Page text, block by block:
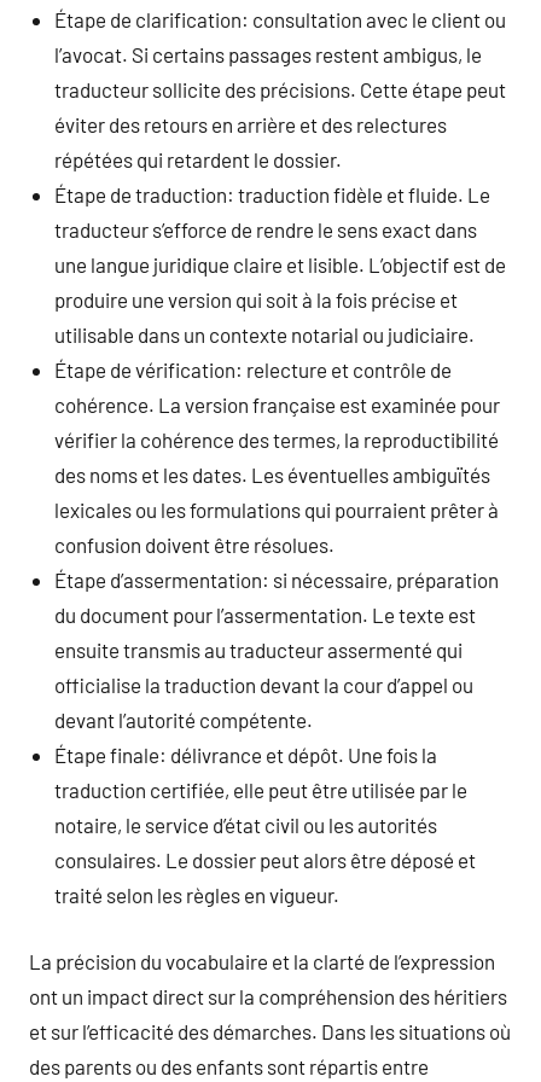
Étape de clarification: consultation avec le client ou
l’avocat. Si certains passages restent ambigus, le
traducteur sollicite des précisions. Cette étape peut
éviter des retours en arrière et des relectures
répétées qui retardent le dossier.
Étape de traduction: traduction fidèle et fluide. Le
traducteur s’efforce de rendre le sens exact dans
une langue juridique claire et lisible. L’objectif est de
produire une version qui soit à la fois précise et
utilisable dans un contexte notarial ou judiciaire.
Étape de vérification: relecture et contrôle de
cohérence. La version française est examinée pour
vérifier la cohérence des termes, la reproductibilité
des noms et les dates. Les éventuelles ambiguïtés
lexicales ou les formulations qui pourraient prêter à
confusion doivent être résolues.
Étape d’assermentation: si nécessaire, préparation
du document pour l’assermentation. Le texte est
ensuite transmis au traducteur assermenté qui
officialise la traduction devant la cour d’appel ou
devant l’autorité compétente.
Étape finale: délivrance et dépôt. Une fois la
traduction certifiée, elle peut être utilisée par le
notaire, le service d’état civil ou les autorités
consulaires. Le dossier peut alors être déposé et
traité selon les règles en vigueur.
La précision du vocabulaire et la clarté de l’expression
ont un impact direct sur la compréhension des héritiers
et sur l’efficacité des démarches. Dans les situations où
des parents ou des enfants sont répartis entre